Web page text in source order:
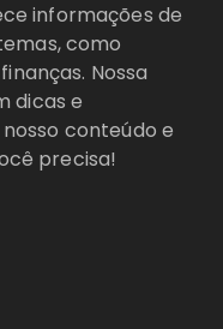
informações de
como
Nossa
dicas e
conteúdo e
precisa!